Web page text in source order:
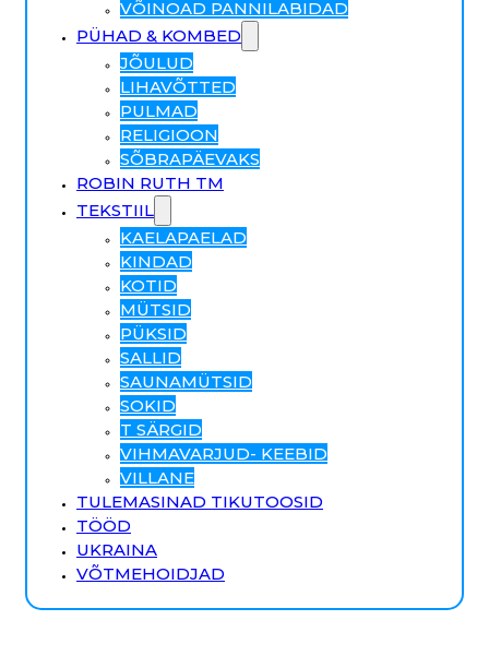
VÕINOAD PANNILABIDAD
PÜHAD & KOMBED
JÕULUD
LIHAVÕTTED
PULMAD
RELIGIOON
SÕBRAPÄEVAKS
ROBIN RUTH TM
TEKSTIIL
KAELAPAELAD
KINDAD
KOTID
MÜTSID
PÜKSID
SALLID
SAUNAMÜTSID
SOKID
T SÄRGID
VIHMAVARJUD- KEEBID
VILLANE
TULEMASINAD TIKUTOOSID
TÖÖD
UKRAINA
VÕTMEHOIDJAD